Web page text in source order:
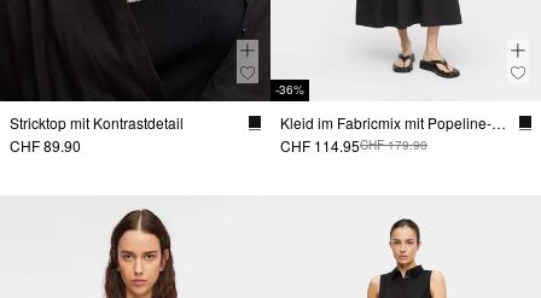
Stricktop mit Kontrastdetail
CHF 89.90
-36%
Kleid im Fabricmix mit Popeline-Rock und Eingrifftaschen
CHF 114.95CHF 179.90